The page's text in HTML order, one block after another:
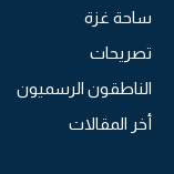
ساحة غزة
تصريحات
الناطقون الرسميون
أخر المقالات